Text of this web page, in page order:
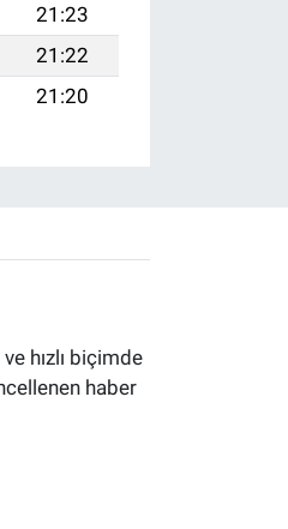
21:23
21:22
21:20
hızlı biçimde
haber